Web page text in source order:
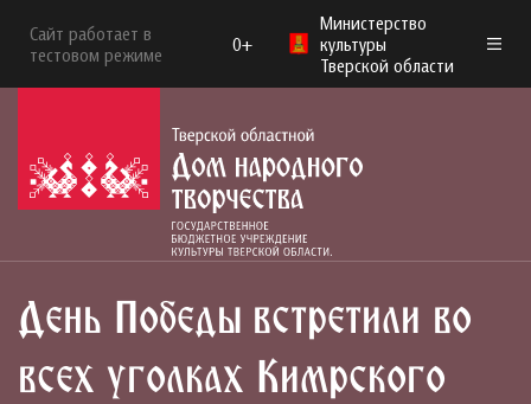
Сайт работает в
тестовом режиме
0+
Министерство
культуры
Тверской области
День Победы встретили во
всех уголках Кимрского